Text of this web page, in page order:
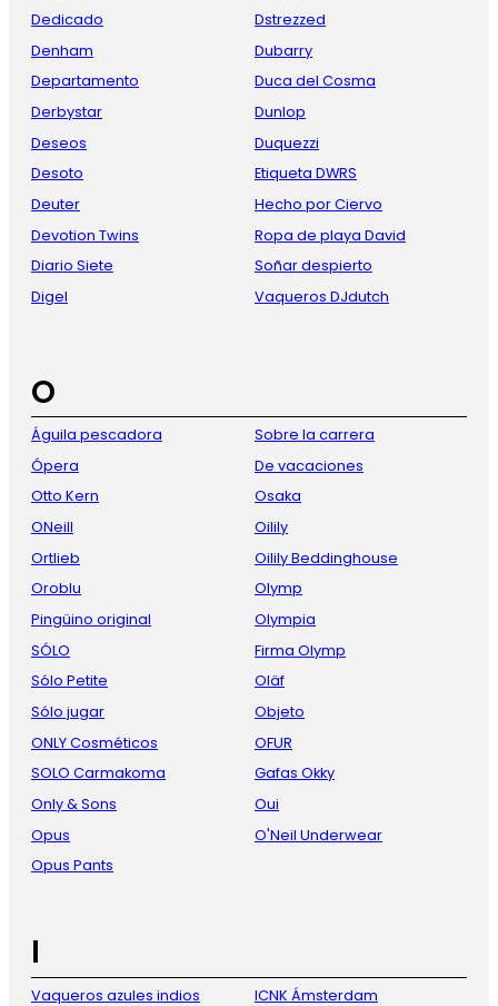
Dedicado
Denham
Departamento
Derbystar
Deseos
Desoto
Deuter
Devotion Twins
Diario Siete
Digel
Dstrezzed
Dubarry
Duca del Cosma
Dunlop
Duquezzi
Etiqueta DWRS
Hecho por Ciervo
Ropa de playa David
Soñar despierto
Vaqueros DJdutch
O
Águila pescadora
Ópera
Otto Kern
ONeill
Ortlieb
Oroblu
Pingüino original
SÓLO
Sólo Petite
Sólo jugar
ONLY Cosméticos
SOLO Carmakoma
Only & Sons
Opus
Opus Pants
Sobre la carrera
De vacaciones
Osaka
Oilily
Oilily Beddinghouse
Olymp
Olympia
Firma Olymp
Oläf
Objeto
OFUR
Gafas Okky
Oui
O'Neil Underwear
I
Vaqueros azules indios
ICNK Ámsterdam